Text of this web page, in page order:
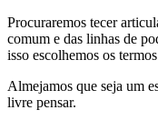
Procuraremos tecer
comum e das linhas de
isso escolhemos os
Almejamos que seja um
livre pensar.